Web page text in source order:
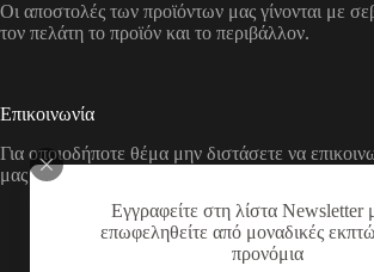
Εγγραφείτε στη λίστα Newsletter
επωφεληθείτε από μοναδικές
προνόμια
Οι αποστολές των προϊόντων μας γίνονται με
τον πελάτη το προϊόν και το περιβάλλον.
Επικοινωνία
Για οποιοδήποτε θέμα μην διστάσετε να
μας με τους παρακάτω τρόπους
Διεύθυνση:
Νικολάου Χάσου 19, ΤΚ 53100,